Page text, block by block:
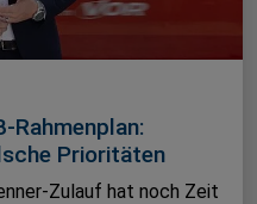
Rahmenplan:
Prioritäten
Zulauf hat noch Zeit